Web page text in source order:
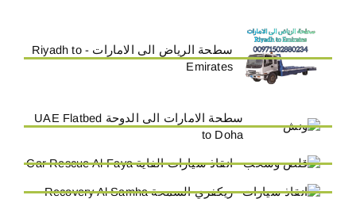
سطحة الرياض الى الامارات - Riyadh to
Emirates
سطحة الامارات الى الدوحة UAE Flatbed
to Doha
انقاذ سيارات الفاية Car Rescue Al-Faya
ريكفري السمحة Recovery Al Samha